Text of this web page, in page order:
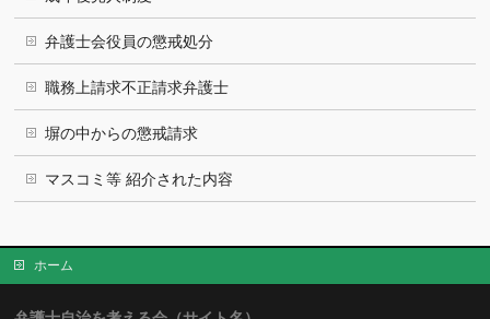
弁護士会役員の懲戒処分
職務上請求不正請求弁護士
塀の中からの懲戒請求
マスコミ等 紹介された内容
ホーム